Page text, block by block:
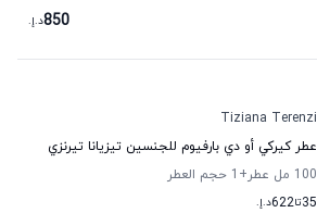
850د.إ.
Tiziana Terenzi
عطر كيركي أو دي بارفيوم للجنسين تيزيانا تيرنزي
100 مل عطر
+1
حجم العطر
35تا622د.إ.